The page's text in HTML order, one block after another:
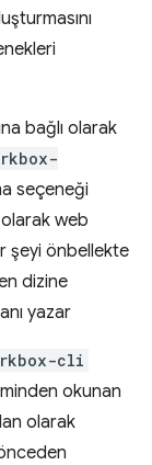
bağlı olarak
seçeneği
web
şeyi önbellekte
dizine
yazar
cli
okunan
olarak